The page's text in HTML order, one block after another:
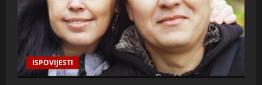
ISPOVIJESTI